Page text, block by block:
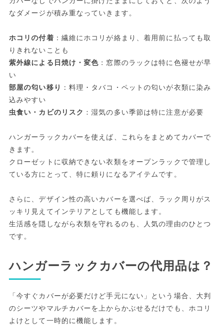
なダメージが積み重なっていきます。
ホコリの付着 ：繊維にホコリが絡まり、着用前に払っても取
りきれないことも
紫外線による日焼け・変色 ：窓際のラックは特に色褪せが早
い
部屋の匂い移り
：料理・タバコ・ペットの匂いが衣類に染み
込みやすい
虫食い・カビのリスク ：湿気の多い季節は特に注意が必要
ハンガーラックカバーを使えば、これらをまとめてカバーで
きます。
クローゼットに収納できない衣類をオープンラックで管理し
ている方にとって、特に頼りになるアイテムです。
さらに、デザイン性の高いカバーを選べば、ラック周りがス
ッキリ見えてインテリアとしても機能します。
生活感を隠しながら衣類を守れるのも、人気の理由のひとつ
です。
ハンガーラックカバーの代用品は？
「今すぐカバーが必要だけど手元にない」という場合、大判
のシーツやマルチカバーを上からかぶせるだけでも、ホコリ
よけとして一時的に機能します。